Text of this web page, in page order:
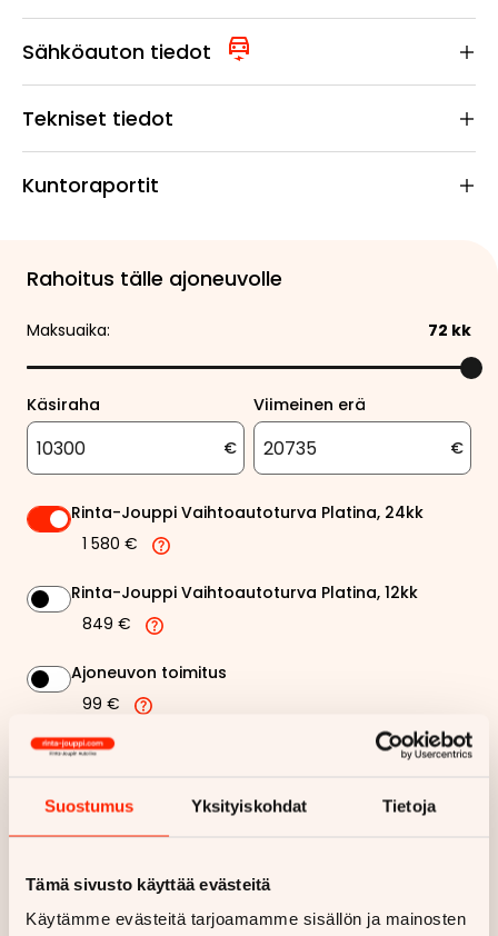
Suostumus Yksityiskohdat Tietoja
Tämä sivusto käyttää evästeitä
Käytämme evästeitä tarjoamamme sisällön ja mainosten
Sähköauton tiedot
Tekniset tiedot
Kuntoraportit
Rahoitus tälle ajoneuvolle
Maksuaika: 72 kk
Käsiraha
€
Viimeinen erä
€
Rinta-Jouppi Vaihtoautoturva Platina, 24kk
1 580 €
Rinta-Jouppi Vaihtoautoturva Platina, 12kk
849 €
Ajoneuvon toimitus
99 €
Rinta-Jouppi sijaisautopalvelu
hintaerittely